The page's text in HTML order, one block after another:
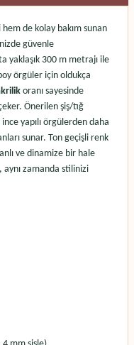
de kolay bakım sunan
güvenle
yaklaşık 300 m metrajı ile
örgüler için oldukça
oranı sayesinde
Önerilen şiş/tığ
yapılı örgülerden daha
sunar. Ton geçişli renk
ve dinamize bir hale
zamanda stilinizi